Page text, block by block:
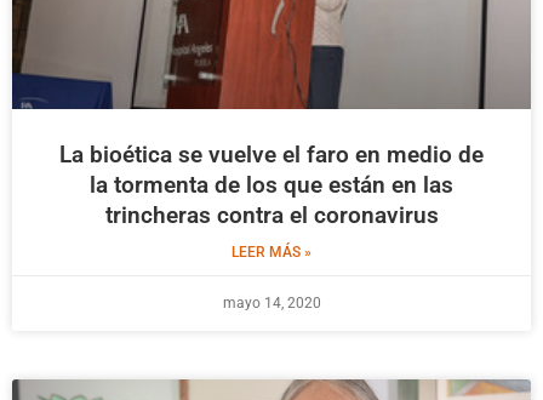
La bioética se vuelve el faro en medio de
la tormenta de los que están en las
trincheras contra el coronavirus
LEER MÁS »
mayo 14, 2020